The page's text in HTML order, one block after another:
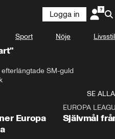
Logga in
Sport Nöje Livsstil
SM-guld
SE ALLA
Europa
EUROPA
Självmål